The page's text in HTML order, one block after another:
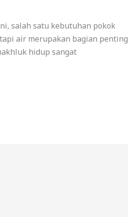
salah satu kebutuhan pokok
air merupakan bagian penting
hidup sangat